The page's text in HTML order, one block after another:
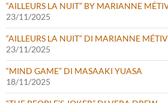
“AILLEURS LA NUIT” BY MARIANNE
23/11/2025
“AILLEURS LA NUIT” DI MARIANNE
23/11/2025
“MIND GAME” DI MASAAKI YUASA
18/11/2025